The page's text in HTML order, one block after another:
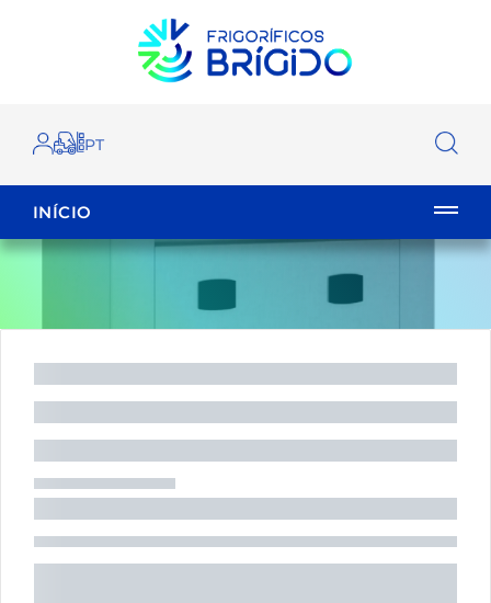
EMPILHADOR
FECHAR
INÍCIO